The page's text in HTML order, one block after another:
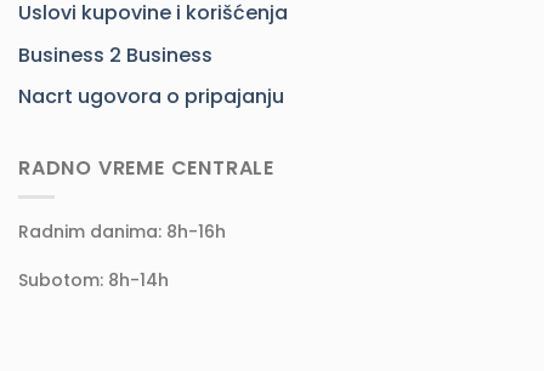
Uslovi kupovine i korišćenja
Business 2 Business
Nacrt ugovora o pripajanju
RADNO VREME CENTRALE
Radnim danima: 8h-16h
Subotom: 8h-14h